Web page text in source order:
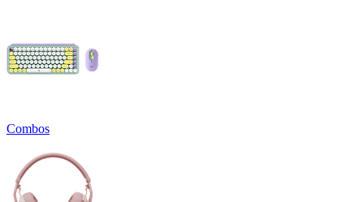
Combos